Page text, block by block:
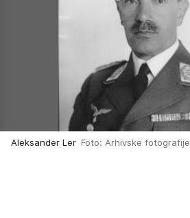
Aleksander Ler Foto: Arhivske fotografije